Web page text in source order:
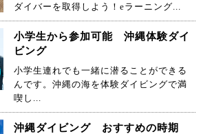
ダイバーを取得しよう！eラーニング...
小学生から参加可能 沖縄体験ダイ
ビング
小学生連れでも一緒に潜ることができる
んです。沖縄の海を体験ダイビングで満
喫し...
沖縄ダイビング おすすめの時期